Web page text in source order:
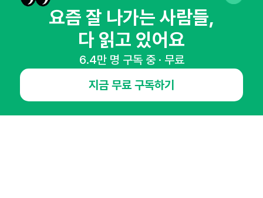
매주 화요일 아침,
마케팅 감각을 깨워 드릴게요!
65,043명의 마케터를 성장시키는 뉴스레터
요즘 잘 나가는 사람들,
다 읽고 있어요
6.4만 명 구독 중 · 무료
지금 무료 구독하기